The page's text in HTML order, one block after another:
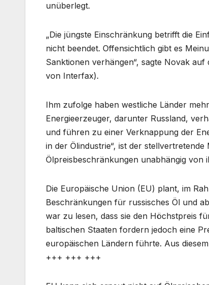
unüberlegt.
„Die jüngste Einschränkung betrifft die
nicht beendet. Offensichtlich gibt es
Sanktionen verhängen“, sagte Novak
von Interfax).
Ihm zufolge haben westliche Länder
Energieerzeuger, darunter Russland,
und führen zu einer Verknappung der
in der Ölindustrie“, ist der
Ölpreisbeschränkungen unabhängig von
Die Europäische Union (EU) plant, im
Beschränkungen für russisches Öl und
war zu lesen, dass sie den Höchstpreis
baltischen Staaten fordern jedoch eine
europäischen Ländern führte. Aus
+++ +++ +++